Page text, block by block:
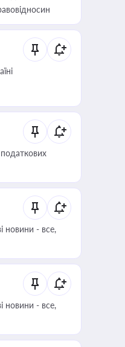
новини - все,
новини - все,